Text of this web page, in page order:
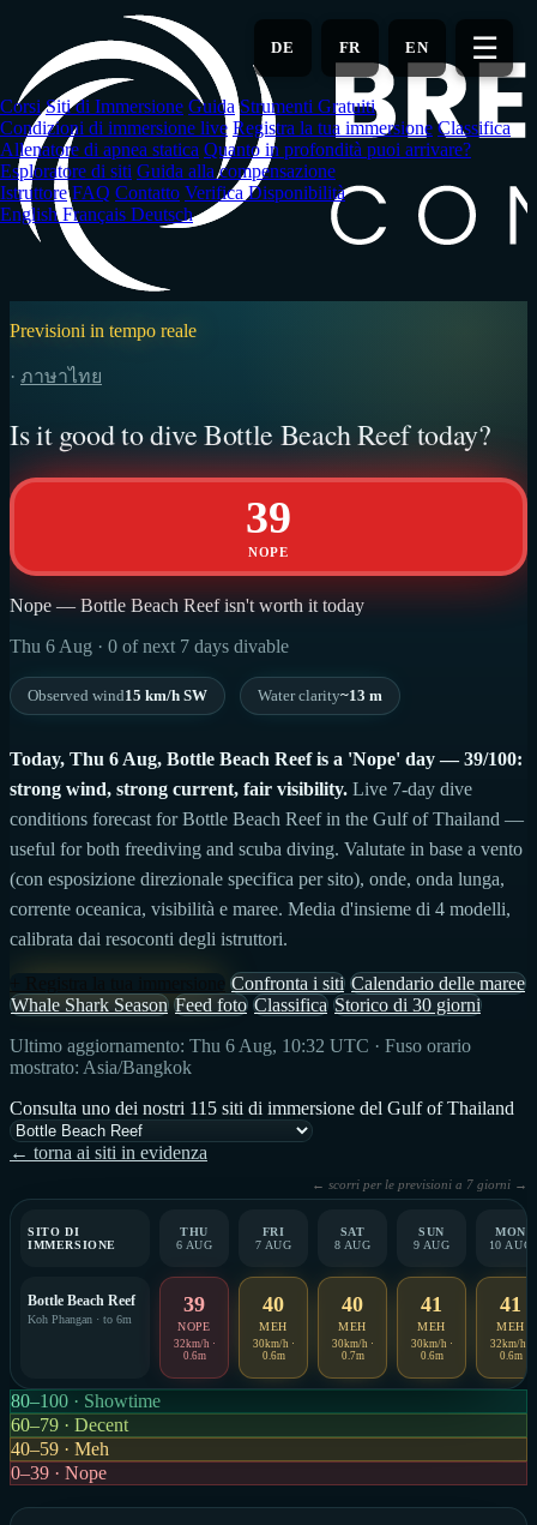
contenuto
principale
EN
FR
DE ☰
Corsi Siti di Immersione Guida Strumenti Gratuiti
Condizioni di immersione live Registra la tua immersione Classifica
Allenatore di apnea statica Quanto in profondità puoi arrivare?
Esploratore di siti Guida alla compensazione
Istruttore FAQ Contatto Verifica Disponibilità
EnglishFrançais Deutsch
Previsioni in tempo reale
· ภาษาไทย
Is it good to dive Bottle Beach Reef today?
39
NOPE
Nope — Bottle Beach Reef isn't worth it today
Thu 6 Aug · 0 of next 7 days divable
Observed wind15 km/h SW Water clarity~13 m
Today, Thu 6 Aug, Bottle Beach Reef is a 'Nope' day — 39/100:
strong wind, strong current, fair visibility. Live 7-day dive
conditions forecast for Bottle Beach Reef in the Gulf of Thailand —
useful for both freediving and scuba diving. Valutate in base a vento
(con esposizione direzionale specifica per sito), onde, onda lunga,
corrente oceanica, visibilità e maree. Media d'insieme di 4 modelli,
calibrata dai resoconti degli istruttori.
Confronta i siti Calendario delle maree
Whale Shark Season Feed foto Classifica Storico di 30 giorni
Ultimo aggiornamento: Thu 6 Aug, 10:32 UTC · Fuso orario
mostrato: Asia/Bangkok
Consulta uno dei nostri 115 siti di immersione del Gulf of Thailand
← torna ai siti in evidenza
← scorri per le previsioni a 7 giorni →
SITO DI
IMMERSIONE
THU
6 AUG
FRI
7 AUG
SAT
8 AUG
SUN
9 AUG
MON
10 AUG
Bottle Beach Reef
Koh Phangan · to 6m
39
NOPE
32km/h ·
0.6m
40
MEH
30km/h ·
0.6m
40
MEH
30km/h ·
0.7m
41
MEH
30km/h ·
0.6m
41
MEH
32km/h ·
0.6m
80–100 · Showtime
60–79 · Decent
40–59 · Meh
0–39 · Nope